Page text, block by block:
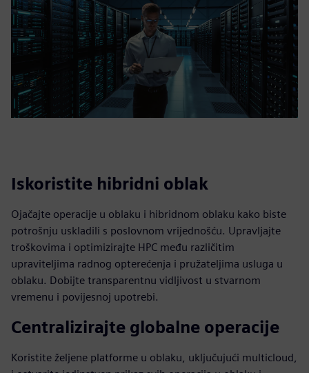
Iskoristite hibridni oblak
Ojačajte operacije u oblaku i hibridnom oblaku kako biste
potrošnju uskladili s poslovnom vrijednošću. Upravljajte
troškovima i optimizirajte HPC među različitim
upraviteljima radnog opterećenja i pružateljima usluga u
oblaku. Dobijte transparentnu vidljivost u stvarnom
vremenu i povijesnoj upotrebi.
Centralizirajte globalne operacije
Koristite željene platforme u oblaku, uključujući multicloud,